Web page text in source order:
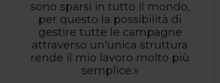
sono sparsi in tutto il mondo,
per questo la possibilità di
gestire tutte le campagne
attraverso un'unica struttura
rende il mio lavoro molto più
semplice.